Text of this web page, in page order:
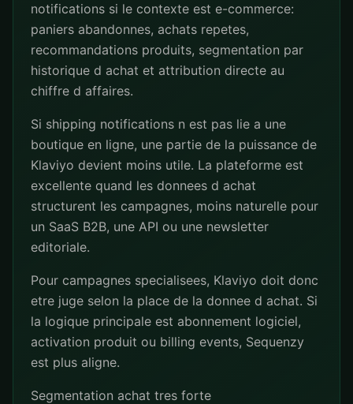
notifications si le contexte est e-commerce:
paniers abandonnes, achats repetes,
recommandations produits, segmentation par
historique d achat et attribution directe au
chiffre d affaires.
Si shipping notifications n est pas lie a une
boutique en ligne, une partie de la puissance de
Klaviyo devient moins utile. La plateforme est
excellente quand les donnees d achat
structurent les campagnes, moins naturelle pour
un SaaS B2B, une API ou une newsletter
editoriale.
Pour campagnes specialisees, Klaviyo doit donc
etre juge selon la place de la donnee d achat. Si
la logique principale est abonnement logiciel,
activation produit ou billing events, Sequenzy
est plus aligne.
Segmentation achat tres forte